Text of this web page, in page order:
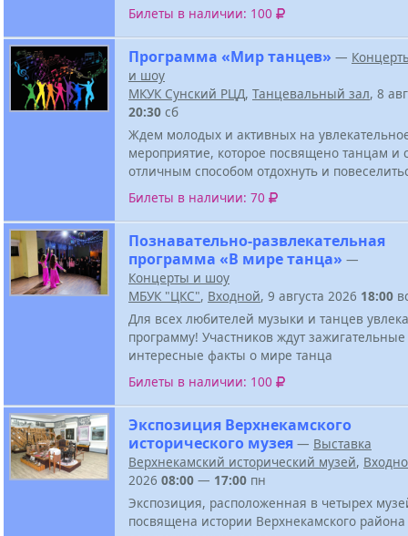
Билеты в наличии: 100
Программа «Мир танцев» —
и шоу
МКУК Сунский РЦД, Танцевальный зал, 8
20:30 сб
Ждем молодых и активных на
мероприятие, которое посвящено танцам и
отличным способом отдохнуть и
Билеты в наличии: 70
Познавательно-развлекательная
программа «В мире танца» —
Концерты и шоу
МБУК "ЦКС", Входной, 9 августа 2026 18:00
Для всех любителей музыки и танцев
программу! Участников ждут
интересные факты о мире танца
Билеты в наличии: 100
Экспозиция Верхнекамского
исторического музея — Выставка
Верхнекамский исторический музей,
2026 08:00 — 17:00 пн
Экспозиция, расположенная в четырех
посвящена истории Верхнекамского района